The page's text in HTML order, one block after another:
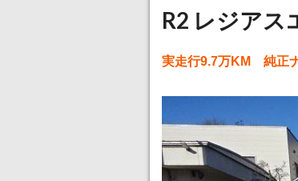
R2 レジアス
実走行9.7万KM 純